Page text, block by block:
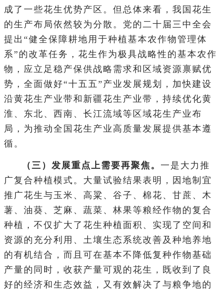
成了一些花生优势产区。但总体来看，我国花生
的生产布局依然较为分散。党的二十届三中全会
提出“健全保障耕地用于种植基本农作物管理体
系”的改革任务，花生作为极具战略性的基本农作
物，应立足稳产保供战略需求和区域资源禀赋优
势，全面做好“十五五”产业发展规划，加快建设
沿黄花生产业带和新疆花生产业带，持续优化黄
淮、东北、西南、长江流域等区域花生产业布
局，为推动全国花生产业高质量发展提供基本遵
循。
（三）发展重点上需要再聚焦。 一是大力推
广复合种植模式。大量试验结果表明，因地制宜
推广花生与玉米、高粱、谷子、棉花、甘蔗、木
薯、油葵、芝麻、蔬菜、林果等粮经作物的复合
种植，不仅扩大了花生种植面积、实现了空间和
资源的充分利用、土壤生态系统改善及种地养地
的有机结合，而且可在基本不降低复种作物基础
产量的同时，收获产量可观的花生，既收到了良
好的经济和生态效益，又有效解决了与粮争地的